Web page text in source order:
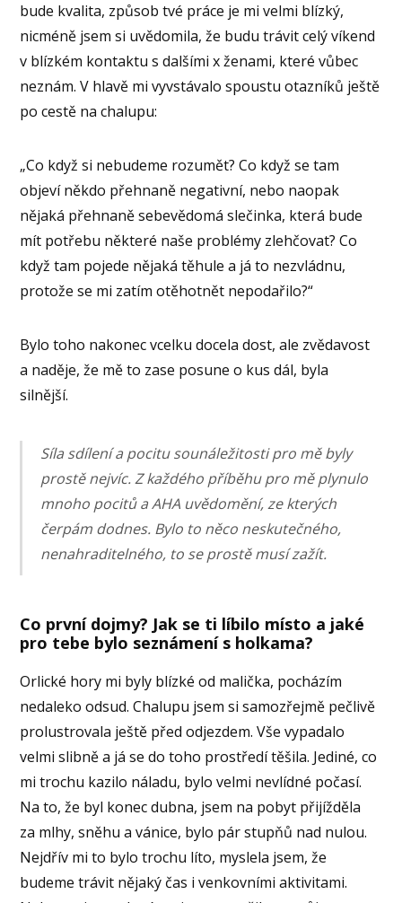
bude kvalita, způsob tvé práce je mi velmi blízký,
nicméně jsem si uvědomila, že budu trávit celý víkend
v blízkém kontaktu s dalšími x ženami, které vůbec
neznám. V hlavě mi vyvstávalo spoustu otazníků ještě
po cestě na chalupu:
„Co když si nebudeme rozumět? Co když se tam
objeví někdo přehnaně negativní, nebo naopak
nějaká přehnaně sebevědomá slečinka, která bude
mít potřebu některé naše problémy zlehčovat? Co
když tam pojede nějaká těhule a já to nezvládnu,
protože se mi zatím otěhotnět nepodařilo?“
Bylo toho nakonec vcelku docela dost, ale zvědavost
a naděje, že mě to zase posune o kus dál, byla
silnější.
Síla sdílení a pocitu sounáležitosti pro mě byly
prostě nejvíc. Z každého příběhu pro mě plynulo
mnoho pocitů a AHA uvědomění, ze kterých
čerpám dodnes. Bylo to něco neskutečného,
nenahraditelného, to se prostě musí zažít.
Co první dojmy? Jak se ti líbilo místo a jaké
pro tebe bylo seznámení s holkama?
Orlické hory mi byly blízké od malička, pocházím
nedaleko odsud. Chalupu jsem si samozřejmě pečlivě
prolustrovala ještě před odjezdem. Vše vypadalo
velmi slibně a já se do toho prostředí těšila. Jediné, co
mi trochu kazilo náladu, bylo velmi nevlídné počasí.
Na to, že byl konec dubna, jsem na pobyt přijížděla
za mlhy, sněhu a vánice, bylo pár stupňů nad nulou.
Nejdřív mi to bylo trochu líto, myslela jsem, že
budeme trávit nějaký čas i venkovními aktivitami.